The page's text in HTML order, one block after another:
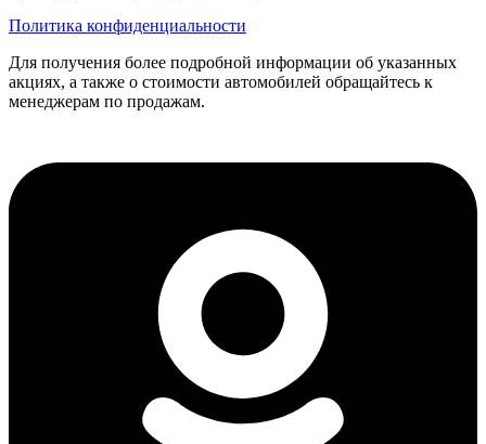
Политика конфиденциальности
Для получения более подробной информации об указанных
акциях, а также о стоимости автомобилей обращайтесь к
менеджерам по продажам.